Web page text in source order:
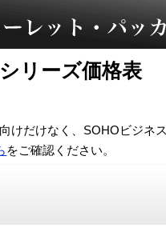
リーズ価格表
けだけなく、SOHOビジネ
をご確認ください。